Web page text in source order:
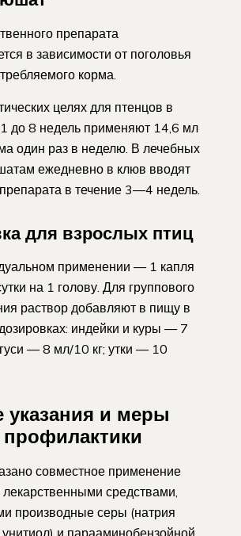
препарата
в зависимости от поголовья
корма.
целях для птенцов в
1 до 8 недель применяют 14,6 мл
один раз в неделю. В лечебных
ежедневно в клюв вводят
в течение 3—4 недель.
для взрослых птиц
применении — 1 капля
на 1 голову. Для группового
раствор добавляют в пищу в
индейки и куры — 7
— 8 мл/10 кг; утки — 10
и меры
совместное применение
средствами,
производные серы (натрия
и парааминобензойной